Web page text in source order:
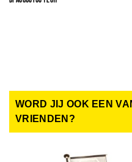
WORD JIJ OOK EEN
VRIENDEN?